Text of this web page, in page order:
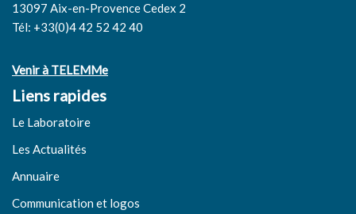
13097 Aix-en-Provence Cedex 2
Tél: +33(0)4 42 52 42 40
Venir à TELEMMe
Liens rapides
Le Laboratoire
Les Actualités
Annuaire
Communication et logos